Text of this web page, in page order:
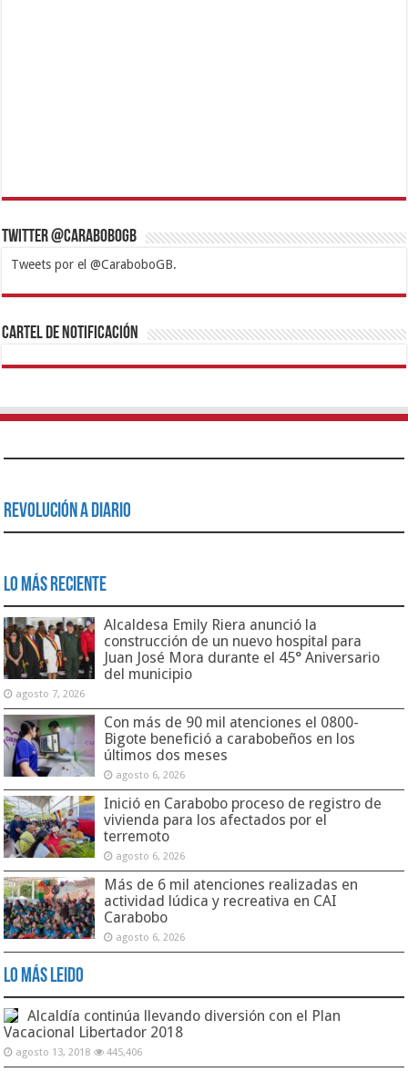
Twitter @CaraboboGB
Tweets por el @CaraboboGB.
1xbetBetturkeyBetistKralbetSupertotobetTipobetMatadorbetMariobet
https://mvbcasino.com/
Cartel de Notificación
Revolución a Diario
Lo Más Reciente
Alcaldesa Emily Riera anunció la
construcción de un nuevo hospital para
Juan José Mora durante el 45° Aniversario
del municipio
agosto 7, 2026
Con más de 90 mil atenciones el 0800-
Bigote benefició a carabobeños en los
últimos dos meses
agosto 6, 2026
Inició en Carabobo proceso de registro de
vivienda para los afectados por el
terremoto
agosto 6, 2026
Más de 6 mil atenciones realizadas en
actividad lúdica y recreativa en CAI
Carabobo
agosto 6, 2026
Lo Más Leido
Alcaldía continúa llevando diversión con el Plan
Vacacional Libertador 2018
agosto 13, 2018 445,406